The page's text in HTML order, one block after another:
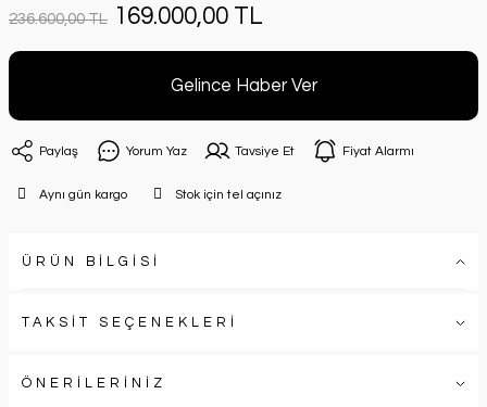
236.600,00 TL 169.000,00 TL
Gelince Haber Ver
Paylaş Yorum Yaz Tavsiye Et Fiyat Alarmı
Aynı gün kargo Stok için tel açınız
ÜRÜN BİLGİSİ
TAKSİT SEÇENEKLERİ
ÖNERİLERİNİZ